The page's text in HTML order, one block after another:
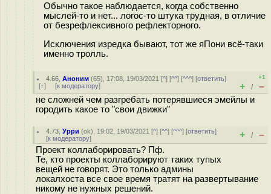
Обычно такое наблюдается, когда собственно
мыслей-то и нет... логос-то штука трудная, в отличие
от безрефлексивного рефлекторного.
Исключения изредка бывают, тот же яПони всё-таки
именно тролль.
4.66 ,Аноним (65), 17:08, 19/03/2021 [^] [^^] [^^^] [ответить]
[↑] [к модератору]
+1
+ / –
не сложней чем разгребать потерявшиеся эмейлы и
городить какое то "свои движки"
4.73 ,Урри (ok), 19:02, 19/03/2021 [^] [^^] [^^^] [ответить]
[к модератору] + / –
Проект коллаборировать? Пф.
Те, кто проекты коллаборируют таких тупых
вещей не говорят. Это только админы
локалхоста все свое время тратят на развертывание
никому не нужных решений.